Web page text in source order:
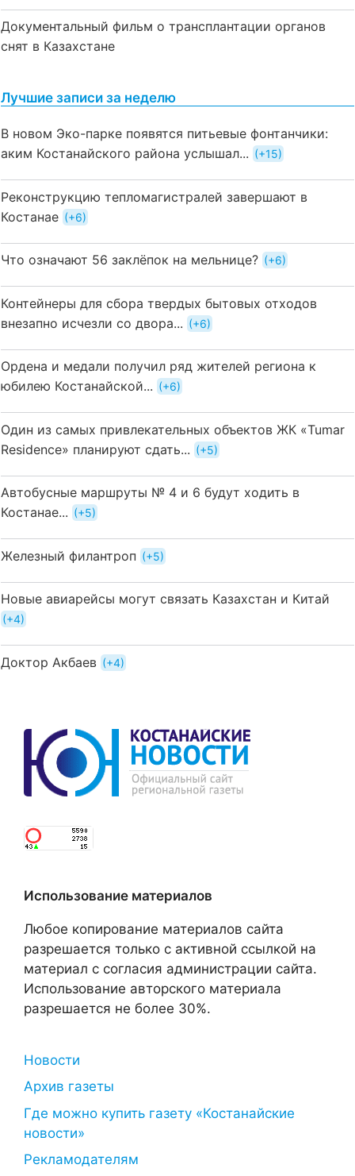
Документальный фильм о трансплантации органов
снят в Казахстане
Лучшие записи за неделю
В новом Эко-парке появятся питьевые фонтанчики:
аким Костанайского района услышал...
+15
Реконструкцию тепломагистралей завершают в
Костанае
+6
Что означают 56 заклёпок на мельнице? +6
Контейнеры для сбора твердых бытовых отходов
внезапно исчезли со двора...
+6
Ордена и медали получил ряд жителей региона к
юбилею Костанайской...
+6
Один из самых привлекательных объектов ЖК «Tumar
Residence» планируют сдать...
+5
Автобусные маршруты № 4 и 6 будут ходить в
Костанае...
+5
Железный филантроп +5
Новые авиарейсы могут связать Казахстан и Китай
+4
Доктор Акбаев +4
Использование материалов
Любое копирование материалов сайта
разрешается только с активной ссылкой на
материал с согласия администрации сайта.
Использование авторского материала
разрешается не более 30%.
Новости
Архив газеты
Где можно купить газету «Костанайские
новости»
Рекламодателям